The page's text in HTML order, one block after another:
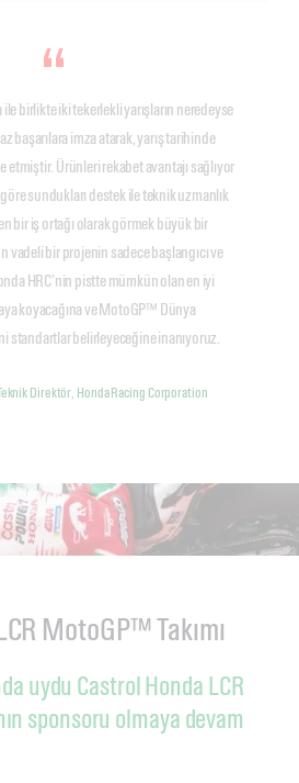
birlikte iki tekerlekli yarışların neredeyse
başarılara imza atarak, yarış tarihinde
etmiştir. Ürünleri rekabet avantajı sağlıyor
sundukları destek ile teknik uzmanlık
bir iş ortağı olarak görmek büyük bir
vadeli bir projenin sadece başlangıcı ve
HRC’nin pistte mümkün olan en iyi
koyacağına ve MotoGP™ Dünya
standartlar belirleyeceğine inanıyoruz.
Direktör, Honda Racing Corporation
MotoGP™ Takımı
uydu Castrol Honda LCR
sponsoru olmaya devam